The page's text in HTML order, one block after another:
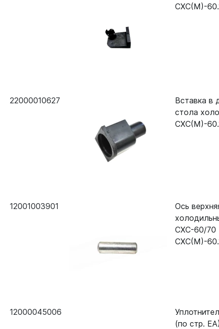
СХС(М)-
22000010627
Вставка в
стола
СХС(М)-
12001003901
Ось
СХС-60/70
СХС(М)-
12000045006
(по стр.